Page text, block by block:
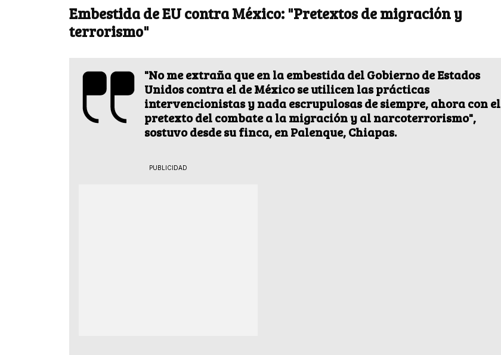
Embestida de EU contra México: "Pretextos de migración y
terrorismo"
"No me extraña que en la embestida del Gobierno de Estados
Unidos contra el de México se utilicen las prácticas
intervencionistas y nada escrupulosas de siempre, ahora con el
pretexto del combate a la migración y al narcoterrorismo",
sostuvo desde su finca, en Palenque, Chiapas.
PUBLICIDAD